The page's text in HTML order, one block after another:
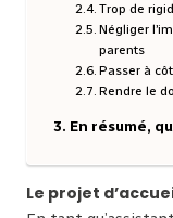
Trop de
Négliger
parents
Passer à
Rendre le
En résumé,
Le projet